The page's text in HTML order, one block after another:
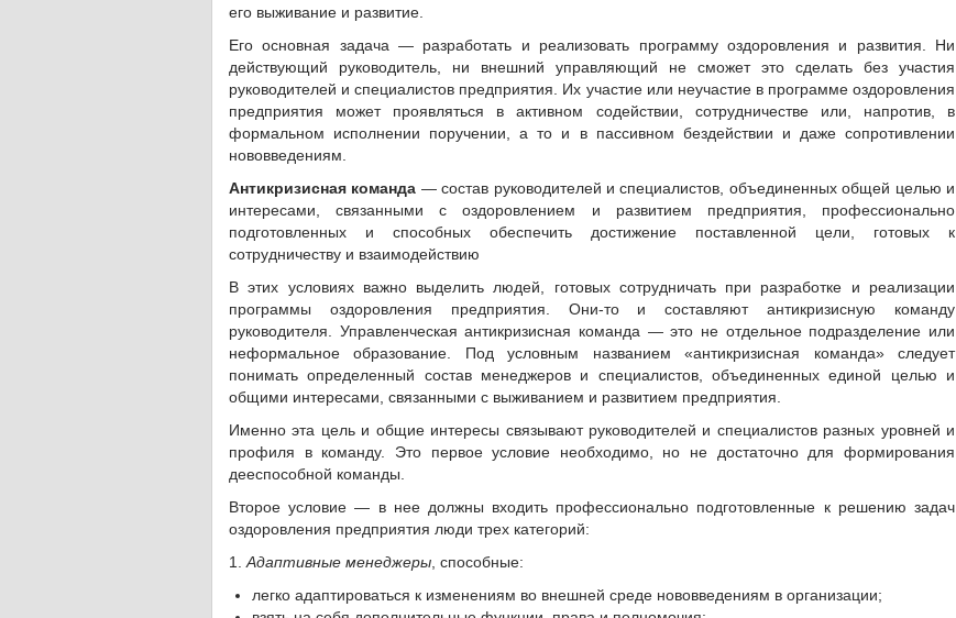
его выживание и развитие.
Его основная задача — разработать и реализовать программу оздоровления и развития. Ни
действующий руководитель, ни внешний управляющий не сможет это сделать без участия
руководителей и специалистов предприятия. Их участие или неучастие в программе оздоровления
предприятия может проявляться в активном содействии, сотрудничестве или, напротив, в
формальном исполнении поручении, а то и в пассивном бездействии и даже сопротивлении
нововведениям.
Антикризисная команда — состав руководителей и специалистов, объединенных общей целью и
интересами, связанными с оздоровлением и развитием предприятия, профессионально
подготовленных и способных обеспечить достижение поставленной цели, готовых к
сотрудничеству и взаимодействию
В этих условиях важно выделить людей, готовых сотрудничать при разработке и реализации
программы оздоровления предприятия. Они-то и составляют антикризисную команду
руководителя. Управленческая антикризисная команда — это не отдельное подразделение или
неформальное образование. Под условным названием «антикризисная команда» следует
понимать определенный состав менеджеров и специалистов, объединенных единой целью и
общими интересами, связанными с выживанием и развитием предприятия.
Именно эта цель и общие интересы связывают руководителей и специалистов разных уровней и
профиля в команду. Это первое условие необходимо, но не достаточно для формирования
дееспособной команды.
Второе условие — в нее должны входить профессионально подготовленные к решению задач
оздоровления предприятия люди трех категорий:
1. Адаптивные менеджеры , способные:
легко адаптироваться к изменениям во внешней среде нововведениям в организации;